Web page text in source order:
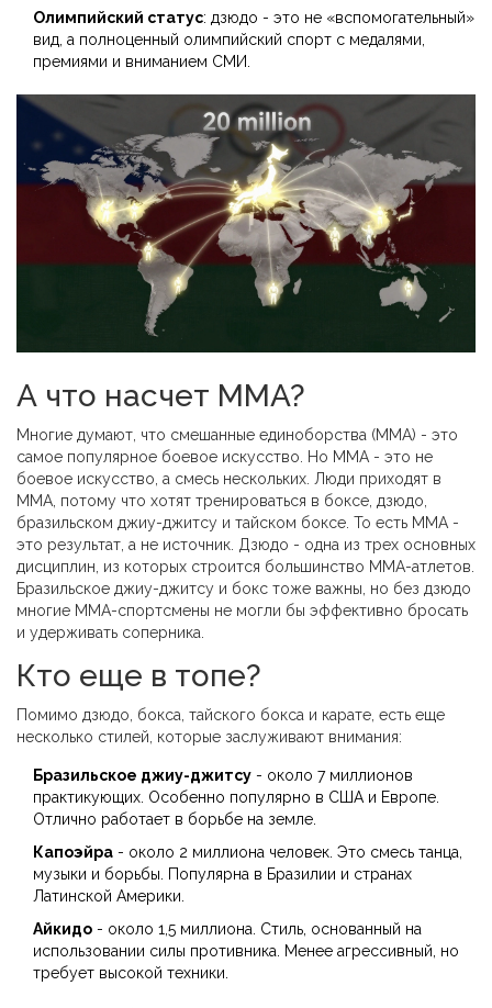
Олимпийский статус: дзюдо - это не «вспомогательный»
вид, а полноценный олимпийский спорт с медалями,
премиями и вниманием СМИ.
А что насчет MMA?
Многие думают, что смешанные единоборства (MMA) - это
самое популярное боевое искусство. Но MMA - это не
боевое искусство, а смесь нескольких. Люди приходят в
MMA, потому что хотят тренироваться в боксе, дзюдо,
бразильском джиу-джитсу и тайском боксе. То есть MMA -
это результат, а не источник. Дзюдо - одна из трех основных
дисциплин, из которых строится большинство MMA-атлетов.
Бразильское джиу-джитсу и бокс тоже важны, но без дзюдо
многие MMA-спортсмены не могли бы эффективно бросать
и удерживать соперника.
Кто еще в топе?
Помимо дзюдо, бокса, тайского бокса и карате, есть еще
несколько стилей, которые заслуживают внимания:
Бразильское джиу-джитсу - около 7 миллионов
практикующих. Особенно популярно в США и Европе.
Отлично работает в борьбе на земле.
Капоэйра - около 2 миллиона человек. Это смесь танца,
музыки и борьбы. Популярна в Бразилии и странах
Латинской Америки.
Айкидо - около 1,5 миллиона. Стиль, основанный на
использовании силы противника. Менее агрессивный, но
требует высокой техники.